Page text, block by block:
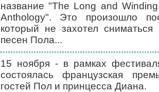
название "The Long and
Anthology". Это произошло
который не захотел
песен Пола...
15 ноября - в рамках
состоялась французская
гостей Пол и принцесса Диана.